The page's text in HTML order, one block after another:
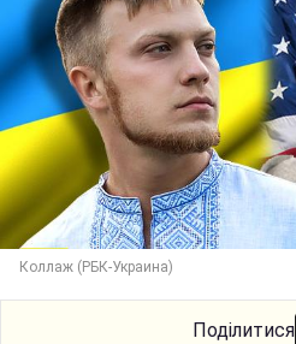
Коллаж (РБК-Украина)
Поділитися